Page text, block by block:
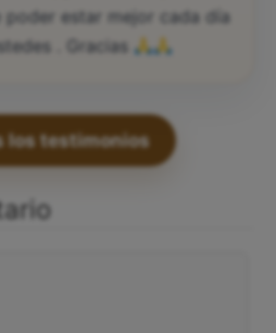
estar mejor cada día
. Gracias
los testimonios